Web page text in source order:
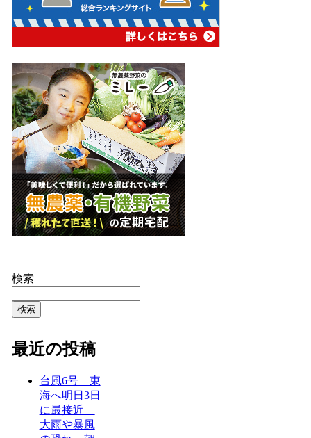
検索
検索
最近の投稿
台風6号 東
海へ明日3日
に最接近
大雨や暴風